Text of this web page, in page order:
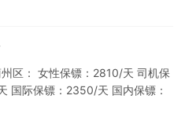
区： 女性保镖：2810/天 司机保
国际保镖：2350/天 国内保镖：